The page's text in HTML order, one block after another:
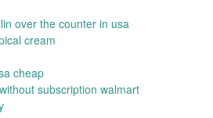
over the counter in usa
cream
cheap
subscription walmart